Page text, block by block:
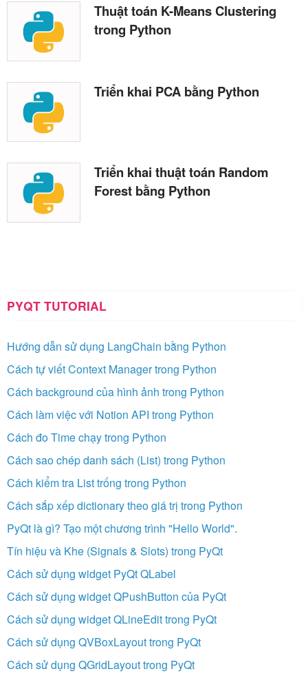
Thuật toán K-Means Clustering
trong Python
Triển khai PCA bằng Python
Triển khai thuật toán Random
Forest bằng Python
PYQT TUTORIAL
Hướng dẫn sử dụng LangChain bằng Python
Cách tự viết Context Manager trong Python
Cách background của hình ảnh trong Python
Cách làm việc với Notion API trong Python
Cách đo Time chạy trong Python
Cách sao chép danh sách (List) trong Python
Cách kiểm tra List trống trong Python
Cách sắp xếp dictionary theo giá trị trong Python
PyQt là gì? Tạo một chương trình "Hello World".
Tín hiệu và Khe (Signals & Slots) trong PyQt
Cách sử dụng widget PyQt QLabel
Cách sử dụng widget QPushButton của PyQt
Cách sử dụng widget QLineEdit trong PyQt
Cách sử dụng QVBoxLayout trong PyQt
Cách sử dụng QGridLayout trong PyQt